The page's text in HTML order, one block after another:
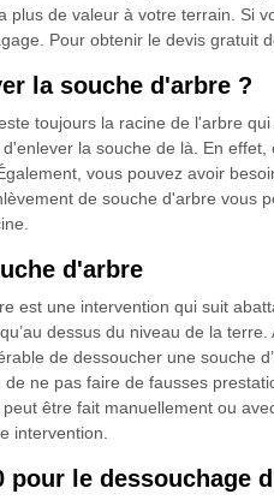
plus de valeur à votre terrain. Si
Pour obtenir le devis gratuit
la souche d'arbre ?
toujours la racine de l'arbre
la souche de là. En
vous pouvez avoir
de souche d'arbre vous
d'arbre
est une intervention qui suit
dessus du niveau de la
de dessoucher une souche
ne pas faire de fausses
être fait manuellement ou
intervention.
pour le dessouchage